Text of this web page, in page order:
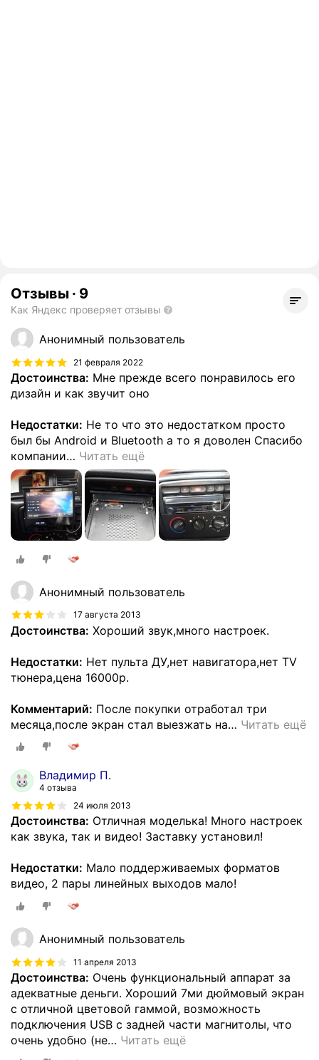
Отзывы · 9
Как Яндекс проверяет отзывы
Анонимный пользователь
21 февраля 2022
Достоинства: Мне прежде всего понравилось его
дизайн и как звучит оно
Недостатки: Не то что это недостатком просто
был бы Android и Bluetooth а то я доволен Спасибо
компании… Читать ещё
Анонимный пользователь
17 августа 2013
Достоинства: Хороший звук,много настроек.
Недостатки: Нет пульта ДУ,нет навигатора,нет ТV
тюнера,цена 16000р.
Комментарий: После покупки отработал три
месяца,после экран стал выезжать на… Читать ещё
Владимир П.
4 отзыва
24 июля 2013
Достоинства: Отличная моделька! Много настроек
как звука, так и видео! Заставку установил!
Недостатки: Мало поддерживаемых форматов
видео, 2 пары линейных выходов мало!
Анонимный пользователь
11 апреля 2013
Достоинства: Очень функциональный аппарат за
адекватные деньги. Хороший 7ми дюймовый экран
с отличной цветовой гаммой, возможность
подключения USB с задней части магнитолы, что
очень удобно (не… Читать ещё